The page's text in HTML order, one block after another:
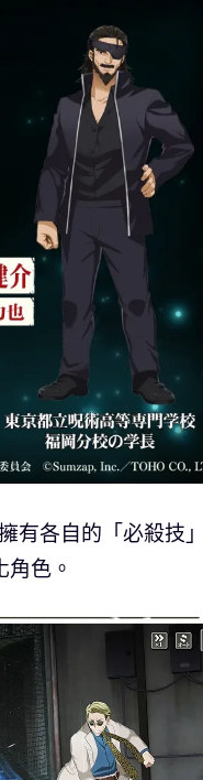
有各自的「必殺技
色。